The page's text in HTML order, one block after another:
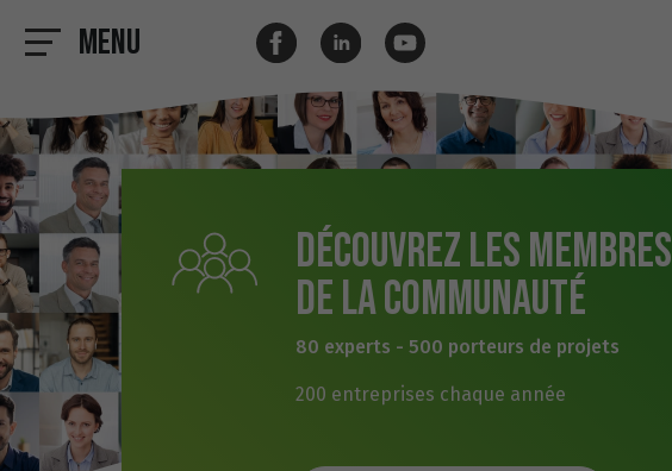
Menu
Découvrez les membres
de la communauté
80 experts - 500 porteurs de projets
200 entreprises chaque année